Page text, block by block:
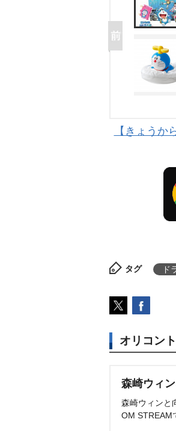
【きょうか
タグ ド
オリコン
森崎ウィ
森崎ウィンと
OM STREAM